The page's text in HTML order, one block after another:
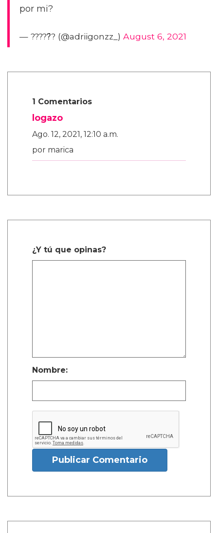
por mi?
— ?????́? (@adriigonzz_) August 6, 2021
1 Comentarios
logazo
Ago. 12, 2021, 12:10 a.m.
por marica
¿Y tú que opinas?
Nombre:
Publicar Comentario